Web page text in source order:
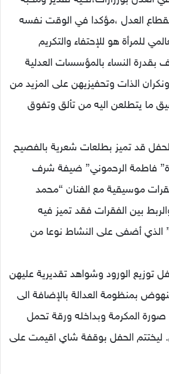
العدل ،مؤكدا في الوقت نفسه
للمرأة هو للإحتفاء والتكريم
بقدرة النساء بالمؤسسات العدلية
الذات وتحفيزيهن على المزيد من
ما يتطلعن اليه من تألق وتفوق
قد تميز بطلعات شعرية بالفصيح
فاطمة الرحموني” ضيفة شرف
فقرات موسيقية مع الفنان “محمد
بين الفقرات فقد تميز فيه
الذي أضفى على النشاط نوعا من
توزيع الورود وشواهد تقديرية عليهن
بمنظومة العدالة بالإضافة الى
صورة المكرمة وبداخله ورقة تحمل
ليختتم الحفل بوقفة شاي اقيمت على